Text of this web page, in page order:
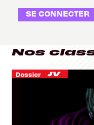
SE CONNECTER
Nos
Dossier